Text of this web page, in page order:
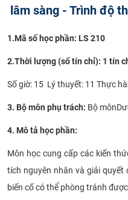
TUYỂN SINH
ĐÀO TẠO
ĐẢM BẢO CHẤT
HTQT
CỰU NGƯỜI HỌC
lâm sàng - Trình độ
1.Mã số học phần: LS 210
2.Thời lượng (số tín chỉ): 1 tín
Số giờ: 15 Lý thuyết: 11 Thực
3. Bộ môn phụ trách: Bộ mônD
4. Mô tả học phần:
Môn học cung cấp các kiến
tích nguyên nhân và giải quyết
biến cố có thể phòng tránh